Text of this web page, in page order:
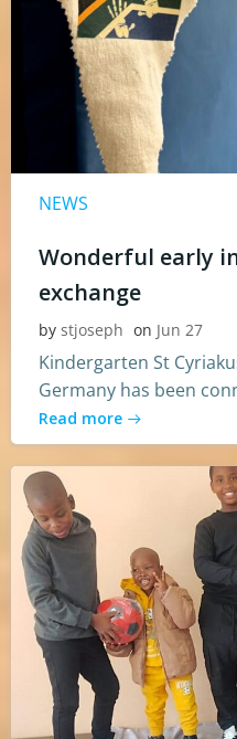
NEWS
Wonderful early
exchange
by stjoseph on Jun 27
Kindergarten St
Germany has been
Read more